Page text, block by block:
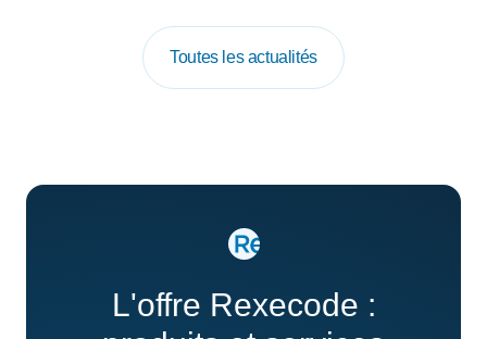
Toutes les actualités
L'offre Rexecode :